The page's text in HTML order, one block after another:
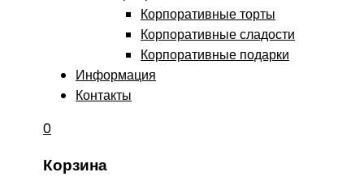
Корпоративные торты
Корпоративные сладости
Корпоративные подарки
Информация
Контакты
0
Корзина